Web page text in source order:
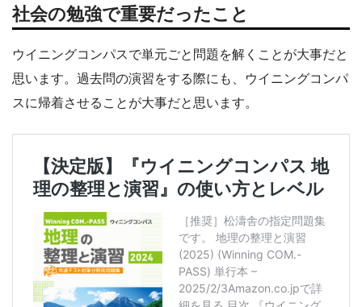
社会の勉強で重要だったこと
ウイニングコンパスで単元ごと問題を解くことが大事だと
思います。過去問の演習をする際にも、ウイニングコンパ
スに帰着させることが大事だと思います。